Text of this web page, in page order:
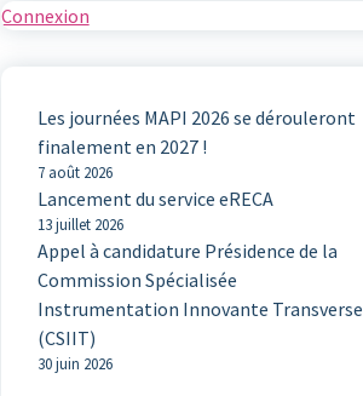
Connexion
Les journées MAPI 2026 se dérouleront
finalement en 2027 !
7 août 2026
Lancement du service eRECA
13 juillet 2026
Appel à candidature Présidence de la
Commission Spécialisée
Instrumentation Innovante Transverse
(CSIIT)
30 juin 2026